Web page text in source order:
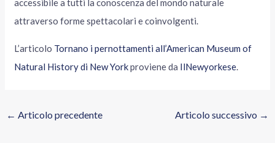
accessibile a tutti la conoscenza del mondo naturale
attraverso forme spettacolari e coinvolgenti.
L’articolo Tornano i pernottamenti all’American Museum of
Natural History di New Yorkproviene da IlNewyorkese.
← Articolo precedente Articolo successivo →